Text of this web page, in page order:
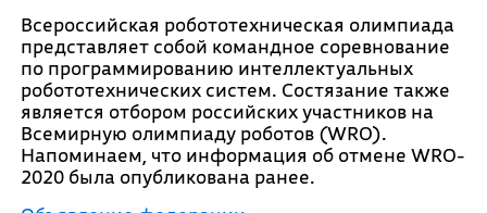
Всероссийская робототехническая олимпиада
представляет собой командное соревнование
по программированию интеллектуальных
робототехнических систем. Состязание также
является отбором российских участников на
Всемирную олимпиаду роботов (WRO).
Напоминаем, что информация об отмене WRO-
2020 была опубликована ранее.